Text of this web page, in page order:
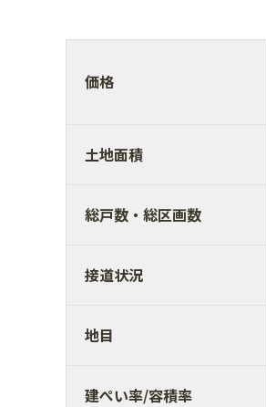
価格
土地面積
総戸数・総区画数
接道状況
地目
建ぺい率/容積率